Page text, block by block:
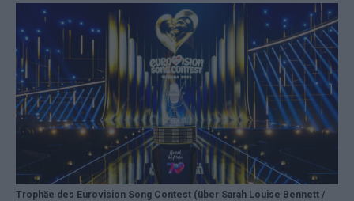
Trophäe des Eurovision Song Contest (über Sarah Louise Bennett /